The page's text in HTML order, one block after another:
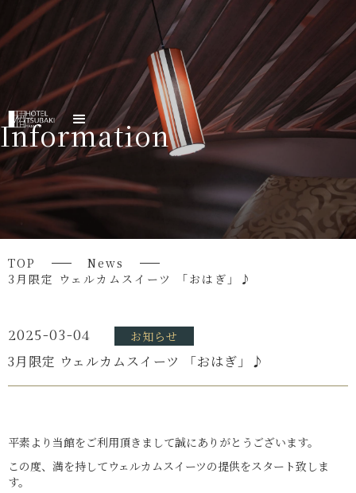
Information
TOP
News
3月限定 ウェルカムスイーツ 「おはぎ」♪
2025-03-04 お知らせ
3月限定 ウェルカムスイーツ 「おはぎ」♪
平素より当館をご利用頂きまして誠にありがとうございます。
この度、満を持してウェルカムスイーツの提供をスタート致しま
す。